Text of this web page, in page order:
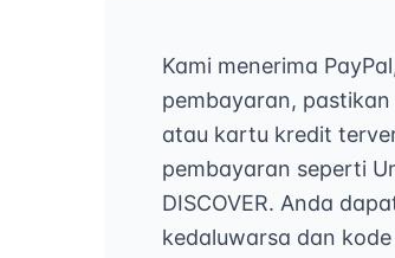
Kami menerima
pembayaran,
atau kartu kredit
pembayaran seperti
DISCOVER. Anda
kedaluwarsa dan